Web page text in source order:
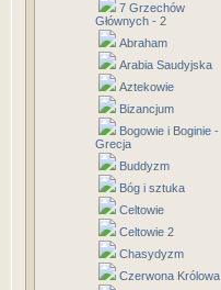
7 Grzechów
Głównych - 2
Abraham
Arabia Saudyjska
Aztekowie
Bizancjum
Bogowie i Boginie -
Grecja
Buddyzm
Bóg i sztuka
Celtowie
Celtowie 2
Chasydyzm
Czerwona Królowa